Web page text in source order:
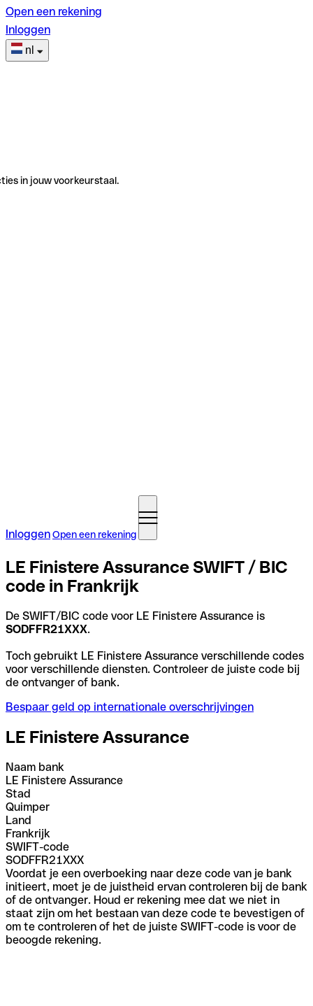
Open een rekening
Inloggen
nl
in jouw voorkeurstaal.
InloggenOpen een rekening
LE Finistere Assurance SWIFT / BIC
code in Frankrijk
De SWIFT/BIC code voor LE Finistere Assurance is
SODFFR21XXX.
Toch gebruikt LE Finistere Assurance verschillende codes
voor verschillende diensten. Controleer de juiste code bij
de ontvanger of bank.
Bespaar geld op internationale overschrijvingen
LE Finistere Assurance
Naam bank
LE Finistere Assurance
Stad
Quimper
Land
Frankrijk
SWIFT-code
SODFFR21XXX
Voordat je een overboeking naar deze code van je bank
initieert, moet je de juistheid ervan controleren bij de bank
of de ontvanger. Houd er rekening mee dat we niet in
staat zijn om het bestaan van deze code te bevestigen of
om te controleren of het de juiste SWIFT-code is voor de
beoogde rekening.